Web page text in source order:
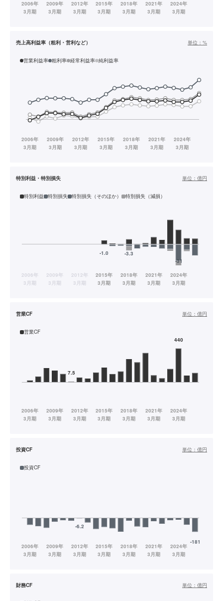
売上高利益率（粗利・営利など） 単位： %
営業利益率 粗利率 経常利益率 純利益率
特別利益・特別損失 単位： 億円
特別利益 特別損失 特別損失（そのほか） 特別損失（減損）
営業CF 単位： 億円
営業CF
投資CF 単位： 億円
投資CF
財務CF 単位： 億円